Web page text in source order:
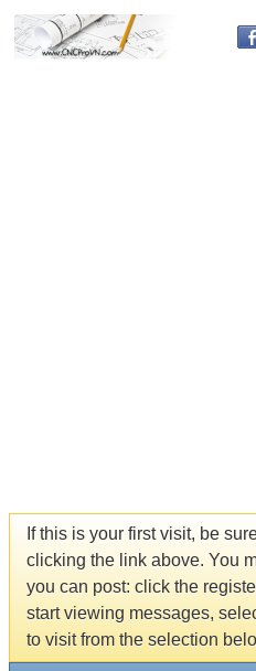
If this is your first visit, be
clicking the link above. You
you can post: click the
start viewing messages,
to visit from the selection